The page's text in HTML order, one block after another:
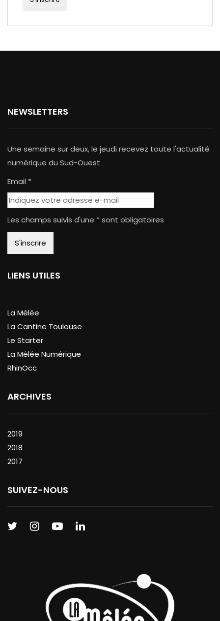
NEWSLETTERS
Une semaine sur deux, le jeudi recevez toute l'actualité
numérique du Sud-Ouest
Email *
Les champs suivis d'une * sont obligatoires
LIENS UTILES
La Mêlée
La Cantine Toulouse
Le Starter
La Mêlée Numérique
RhinOcc
ARCHIVES
2019
2018
2017
SUIVEZ-NOUS